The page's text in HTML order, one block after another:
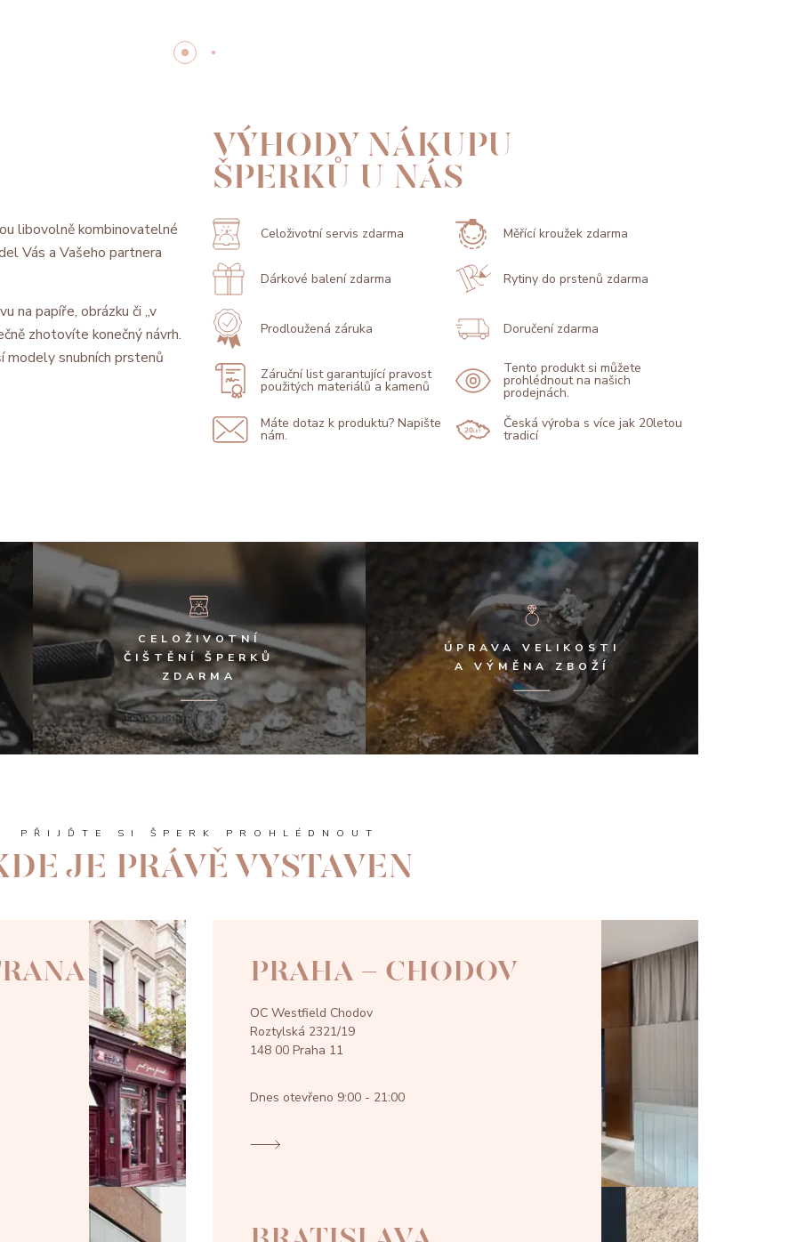
libovolně kombinovatelné
Vás a Vašeho partnera
na papíře, obrázku či „v
zhotovíte konečný návrh.
modely snubních prstenů
VÝHODY NÁKUPU
ŠPERKŮ U NÁS
Celoživotní servis zdarma Měřící kroužek zdarma
Dárkové balení zdarma Rytiny do prstenů zdarma
Prodloužená záruka Doručení zdarma
Záruční list garantující pravost
použitých materiálů a kamenů
Tento produkt si můžete
prohlédnout na našich
prodejnách.
Máte dotaz k produktu? Napište
nám.
Česká výroba s více jak 20letou
tradicí
CELOŽIVOTNÍ
ČIŠTĚNÍ ŠPERKŮ
ZDARMA
ÚPRAVA VELIKOSTI
A VÝMĚNA ZBOŽÍ
PŘIJĎTE SI ŠPERK PROHLÉDNOUT
JE PRÁVĚ VYSTAVEN
PRAHA - CHODOV
OC Westfield Chodov
Roztylská 2321/19
148 00 Praha 11
Dnes otevřeno 9:00 - 21:00